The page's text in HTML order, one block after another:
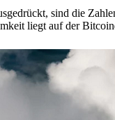
sind die
liegt auf der